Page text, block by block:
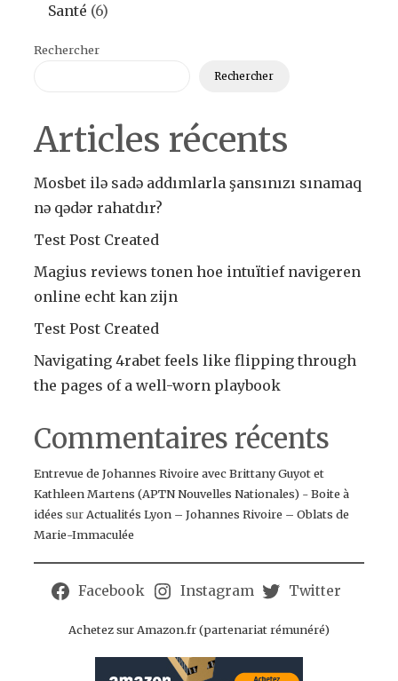
Santé (6)
Rechercher
Rechercher
Articles récents
Mosbet ilə sadə addımlarla şansınızı sınamaq
nə qədər rahatdır?
Test Post Created
Magius reviews tonen hoe intuïtief navigeren
online echt kan zijn
Test Post Created
Navigating 4rabet feels like flipping through
the pages of a well-worn playbook
Commentaires récents
Entrevue de Johannes Rivoire avec Brittany Guyot et
Kathleen Martens (APTN Nouvelles Nationales) - Boite à
idées sur Actualités Lyon – Johannes Rivoire – Oblats de
Marie-Immaculée
Facebook Instagram Twitter
Achetez sur Amazon.fr (partenariat rémunéré)